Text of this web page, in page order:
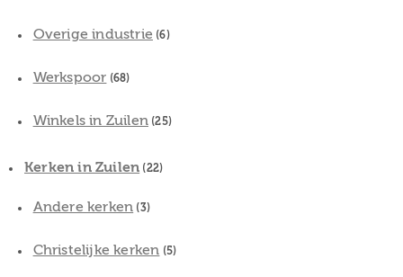
Overige industrie (6)
Werkspoor (68)
Winkels in Zuilen (25)
Kerken in Zuilen (22)
Andere kerken (3)
Christelijke kerken (5)